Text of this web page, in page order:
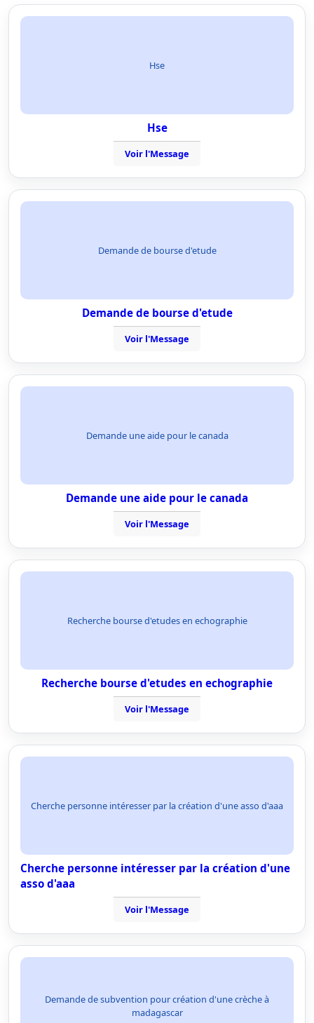
Hse
Hse
Voir l'Message
Demande de bourse d'etude
Demande de bourse d'etude
Voir l'Message
Demande une aide pour le canada
Demande une aide pour le canada
Voir l'Message
Recherche bourse d'etudes en echographie
Recherche bourse d'etudes en echographie
Voir l'Message
Cherche personne intéresser par la création d'une asso d'aaa
Cherche personne intéresser par la création d'une
asso d'aaa
Voir l'Message
Demande de subvention pour création d'une crèche à
madagascar